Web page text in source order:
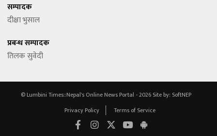
सम्पादक
दीक्षा भुसाल
प्रबन्ध सम्पादक
तिलक सुवेदी
© Lumbini Times::Nepal's Online News Portal - 2026 Site by: SoftNEP
Privacy Policy
Terms of Service